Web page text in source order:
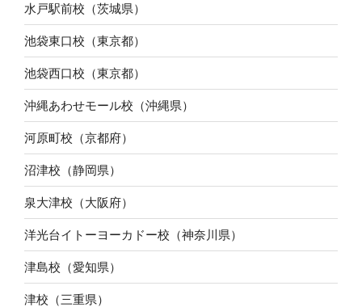
水戸駅前校（茨城県）
池袋東口校（東京都）
池袋西口校（東京都）
沖縄あわせモール校（沖縄県）
河原町校（京都府）
沼津校（静岡県）
泉大津校（大阪府）
洋光台イトーヨーカドー校（神奈川県）
津島校（愛知県）
津校（三重県）